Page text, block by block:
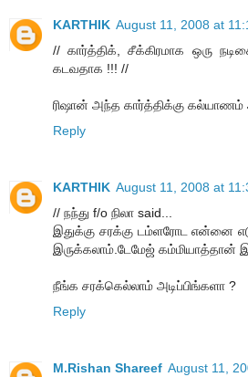
KARTHIK August 11, 2008 at
// கார்த்திக், சீக்கிரமாக ஒரு
கடவதாக !!! //
ரிஷான் அந்த கார்த்திக்கு கல்யாணம்
Reply
KARTHIK August 11, 2008 at
// நந்து f/o நிலா said...
இதுக்கு சரக்கு டம்ளரோட என்னை
இருக்கலாம்.டேமேஜ் கம்மியாத்தான்
நீங்க சரக்கெல்லாம் அடிப்பிங்களா ?
Reply
M.Rishan Shareef August 11,